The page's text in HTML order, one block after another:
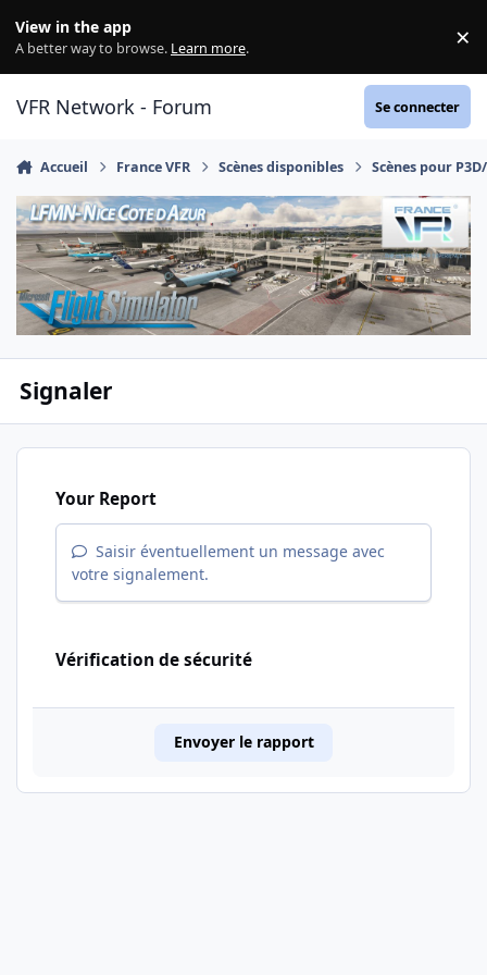
View in the app
A better way to browse. Learn more. ×
VFR Network - Forum Se connecter
Accueil France VFR Scènes disponibles Scènes pour
Signaler
Your Report
Saisir éventuellement un message avec
votre signalement.
Vérification de sécurité
Envoyer le rapport